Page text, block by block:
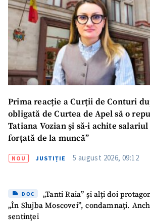
Prima reacție a Curții de Conturi
obligată de Curtea de Apel să o
Tatiana Vozian și să-i achite
forțată de la muncă”
NOU JUSTIȚIE 5 august 2026, 09:12
DOC
„Tanti Raia” și alți doi
„În Slujba Moscovei”, condamnați.
sentinței